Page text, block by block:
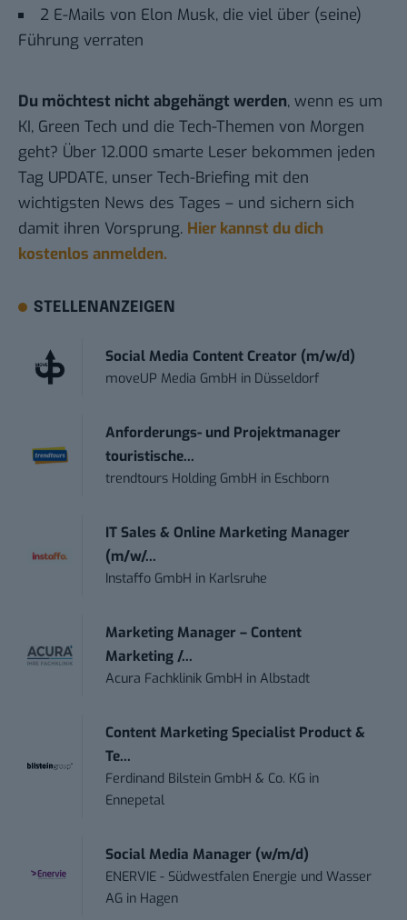
2 E-Mails von Elon Musk, die viel über (seine)
Führung verraten
Du möchtest nicht abgehängt werden, wenn es um
KI, Green Tech und die Tech-Themen von Morgen
geht? Über 12.000 smarte Leser bekommen jeden
Tag UPDATE, unser Tech-Briefing mit den
wichtigsten News des Tages – und sichern sich
damit ihren Vorsprung. Hier kannst du dich
kostenlos anmelden.
STELLENANZEIGEN
Social Media Content Creator (m/w/d)
moveUP Media GmbH in Düsseldorf
Anforderungs- und Projektmanager
touristische...
trendtours Holding GmbH in Eschborn
IT Sales & Online Marketing Manager
(m/w/...
Instaffo GmbH in Karlsruhe
Marketing Manager – Content
Marketing /...
Acura Fachklinik GmbH inAlbstadt
Content Marketing Specialist Product &
Te...
Ferdinand Bilstein GmbH & Co. KG in
Ennepetal
Social Media Manager (w/m/d)
ENERVIE - Südwestfalen Energie und Wasser
AG in Hagen